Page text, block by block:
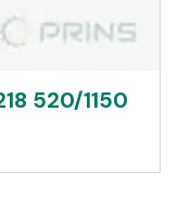
520/1150